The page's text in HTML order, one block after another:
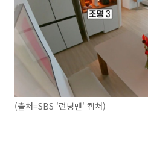
(출처=SBS '런닝맨' 캡처)